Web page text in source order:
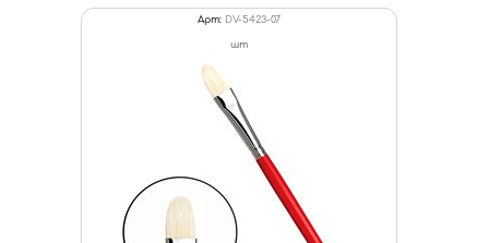
Арт: DV-5423-07
шт